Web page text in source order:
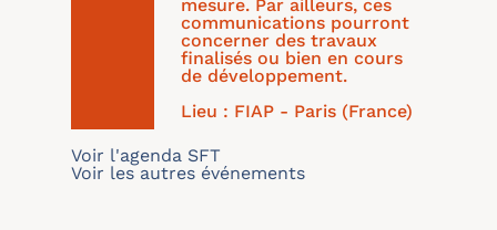
mesure. Par ailleurs, ces
communications pourront
concerner des travaux
finalisés ou bien en cours
de développement.
Lieu : FIAP - Paris (France)
Voir l'agenda SFT
Voir les autres événements